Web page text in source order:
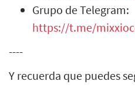
Grupo de Telegram:
https://t.me/
----
Y recuerda que puedes